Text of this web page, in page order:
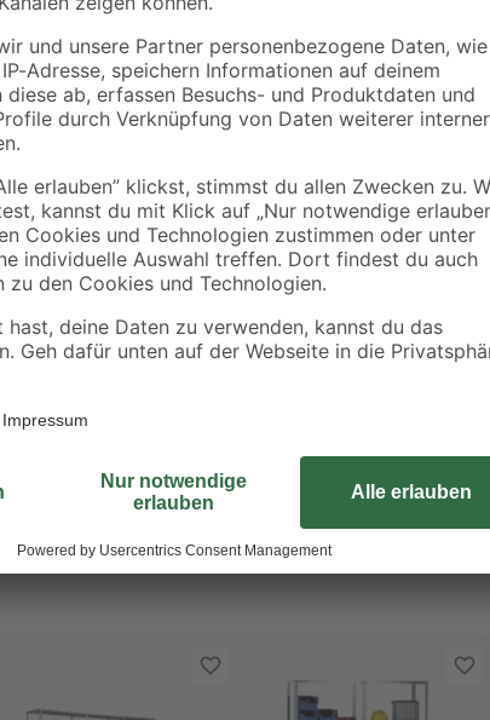
binderholz
Latte sägerau 2000 x
48 x 24 mm
1,78 €
OSB3-Verlegeplatte
'Cityboard'
ungeschliffen 1690 x
634 x 12 mm
5,99 €/ m²
Dieses Grundregal besteht aus
Fachböden, die für eine besondere
des Stecksystems schnell und
verschrauben. Vorhandene
Einstecken der Fachböden in die